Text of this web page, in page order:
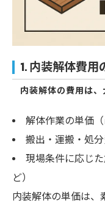
1. 内装解体費用
内装解体の費用は、
解体作業の単価（
搬出・運搬・処
現場条件に応じ
ど）
内装解体の単価は、